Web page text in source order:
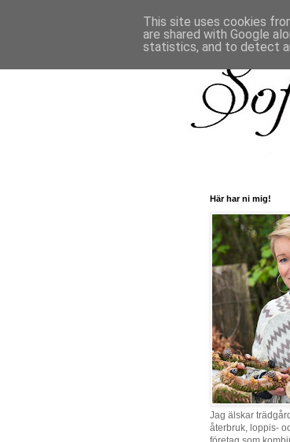
Här har ni mig!
Jag älskar
återbruk, loppis-
This site uses cookies
are shared with Google
statistics, and to detect